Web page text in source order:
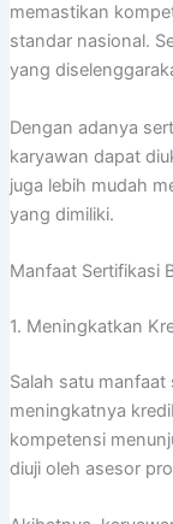
memastikan
standar nasional.
yang
Dengan adanya
karyawan dapat
juga lebih mudah
yang dimiliki.
Manfaat Sertifikasi
1. Meningkatkan
Salah satu manfaat
meningkatnya
kompetensi
diuji oleh asesor